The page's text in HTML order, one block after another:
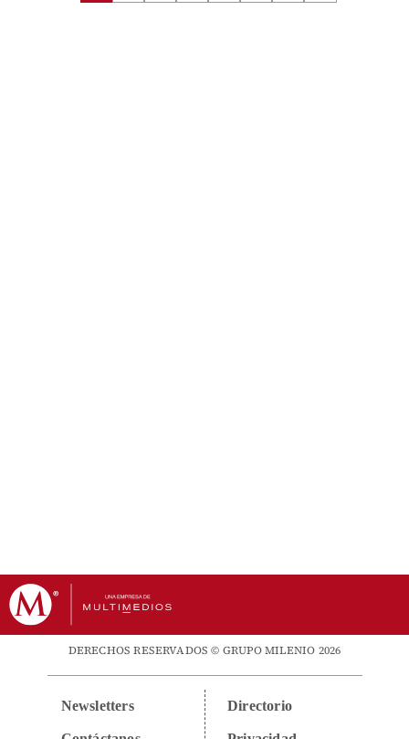
DERECHOS RESERVADOS © GRUPO MILENIO 2026
Newsletters Directorio